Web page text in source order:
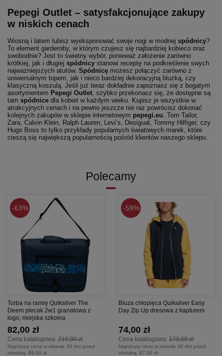
Pepegi Outlet – satysfakcjonujące zakupy
w niskich cenach
Wiosną i latem lubisz wyeksponować swoje nogi w modnej spódnicy?
To element garderoby, w którym czujesz się najbardziej kobieco oraz
swobodnie? Jest to świetny wybór, ponieważ założenie zarówno
krótkiej, jak i długiej spódnicy stanowi receptę na podkreślenie swych
najważniejszych atutów. Spódnicę możesz połączyć zarówno z
uniwersalnym topem, jak i nieco bardziej dekoracyjną bluzką, czy
klasyczną koszulą. Jeśli już teraz dokładnie zapoznasz się z bogatym
asortymentem Pepegi Outlet , szybko przekonasz się, że dostępne są
tam spódnice dla kobiet w każdym wieku. Kupisz je wszystkie w
atrakcyjnych cenach i na pewno jeszcze nie raz powrócisz dokonać
kolejnych zakupów w sklepie internetowym pepegi.eu . Tom Tailor,
Zara, Calvin Klein, Ralph Lauren, Levi’s, Desigual, Tommy Hilfiger, czy
Hugo Boss to tylko przykłady popularnych światowych marek, które
cieszą się największą popularnością pośród klientów naszego sklepu.
Polecamy
63%
Torba na ramię Quiksilver The
Deem plecak 2w1 granatowa z
logo, miejska szkolna
Cena katalogowa: 219,00 zł
82,00 zł
Najniższa cena w okresie 30 dni przed
obniżką: 89,00 zł
59%
Bluza chłopięca Quiksilver Easy
Day Zip Up dresowa z kapturem
Cena katalogowa: 179,00 zł
74,00 zł
Najniższa cena w okresie 30 dni przed
obniżką: 87,00 zł